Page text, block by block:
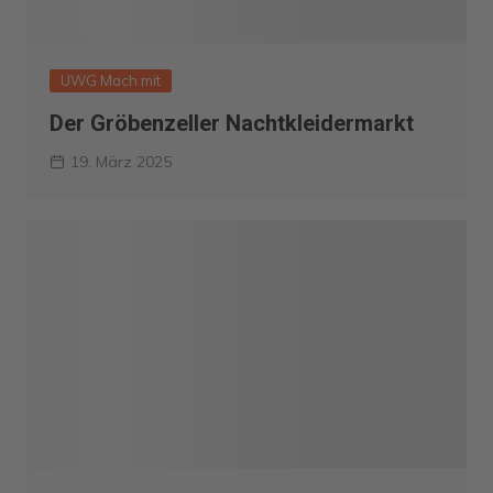
UWG Mach mit
Der Gröbenzeller Nachtkleidermarkt
19. März 2025